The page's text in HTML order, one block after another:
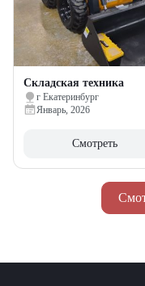
Складская техника
г Екатеринбург
Январь, 2026
Смотреть